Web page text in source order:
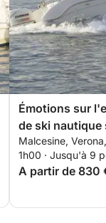
Émotions sur
de ski nautique
Malcesine,
1h00 · Jusqu'à 9
A partir de 830